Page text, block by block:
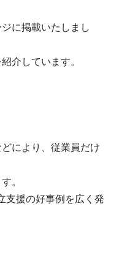
に掲載いたしまし
介しています。
により、従業員だけ
。
支援の好事例を広く発